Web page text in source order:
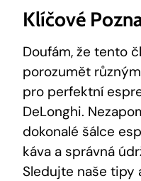
Klíčové
Doufám, že tento
porozumět
pro perfektní
DeLonghi.
dokonalé šálce
káva a správná
Sledujte naše